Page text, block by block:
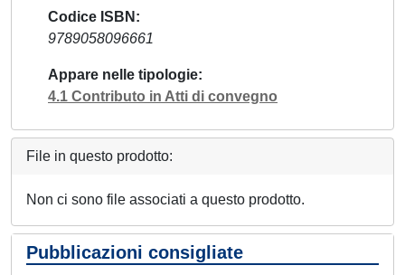
Codice ISBN
9789058096661
Appare nelle tipologie
4.1 Contributo in Atti di convegno
File in questo prodotto:
Non ci sono file associati a questo prodotto.
Pubblicazioni consigliate